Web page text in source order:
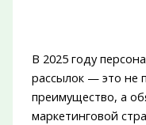
В 2025 году
рассылок — это не
преимущество, а
маркетинговой